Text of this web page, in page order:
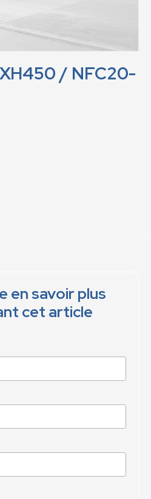
/ NFC20-
en savoir plus
cet article